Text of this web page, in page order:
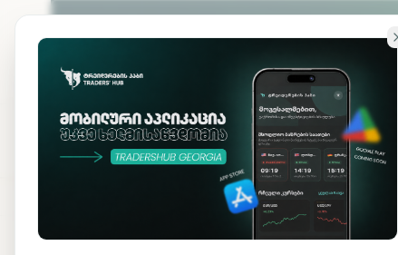
გადადი ძირითად შინაარსზე
მთავარი
ჩვენ
შესახებ